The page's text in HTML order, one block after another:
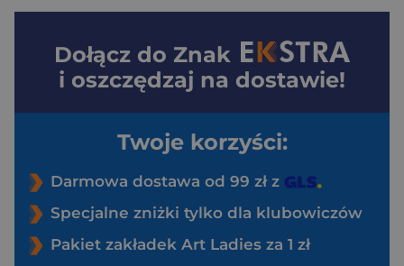
Dołącz do Znak
i oszczędzaj na dostawie!
Twoje korzyści:
Darmowa dostawa od 99 zł z
Specjalne zniżki tylko dla klubowiczów
Pakiet zakładek Art Ladies za 1 zł